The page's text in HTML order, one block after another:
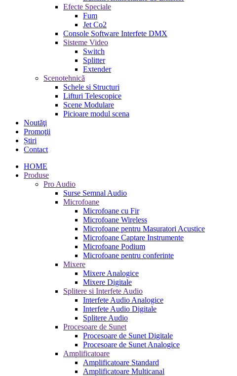
Efecte Speciale
Fum
Jet Co2
Console Software Interfete DMX
Sisteme Video
Switch
Splitter
Extender
Scenotehnică
Schele si Structuri
Lifturi Telescopice
Scene Modulare
Picioare modul scena
Noutăţi
Promoţii
Știri
Contact
HOME
Produse
Pro Audio
Surse Semnal Audio
Microfoane
Microfoane cu Fir
Microfoane Wireless
Microfoane pentru Masuratori Acustice
Microfoane Captare Instrumente
Microfoane Podium
Microfoane pentru conferinte
Mixere
Mixere Analogice
Mixere Digitale
Splitere si Interfete Audio
Interfete Audio Analogice
Interfete Audio Digitale
Splitere Audio
Procesoare de Sunet
Procesoare de Sunet Digitale
Procesoare de Sunet Analogice
Amplificatoare
Amplificatoare Standard
Amplificatoare Multicanal